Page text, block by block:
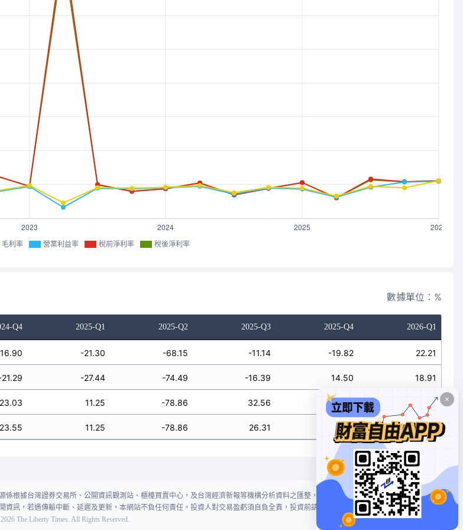
毛利率 營業利益率 稅前淨利率 稅後淨利率
數據單位：%
Q4 2025-Q1 2025-Q2 2025-Q3 2025-Q4 2026-Q1
-21.30 -68.15 -11.14 -19.82 22.21
21.29 -27.44 -74.49 -16.39 14.50 18.91
11.25 -78.86 32.56 16.43 21.46
11.25 -78.86 26.31 16.41 21.46
係根據台灣證券交易所、公開資訊觀測站、櫃檯買賣中心，及台灣經濟新報等機構分析資料之匯整，本網站對投資人買賣不作任何建議或暗
資訊，若遇傳輸中斷、延遲及更新，本網站不負任何責任。投資人對交易盈虧須自負全責，投資前請謹慎評估風險。
2026 The Liberty Times. All Rights Reserved.